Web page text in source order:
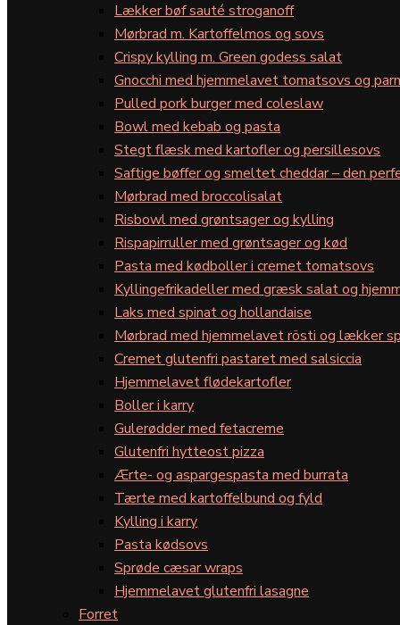
Lækker bøf sauté stroganoff
Mørbrad m. Kartoffelmos og sovs
Crispy kylling m. Green godess salat
Gnocchi med hjemmelavet tomatsovs og
Pulled pork burger med coleslaw
Bowl med kebab og pasta
Stegt flæsk med kartofler og persillesovs
Saftige bøffer og smeltet cheddar – den
Mørbrad med broccolisalat
Risbowl med grøntsager og kylling
Rispapirruller med grøntsager og kød
Pasta med kødboller i cremet tomatsovs
Kyllingefrikadeller med græsk salat og
Laks med spinat og hollandaise
Mørbrad med hjemmelavet rösti og lækker
Cremet glutenfri pastaret med salsiccia
Hjemmelavet flødekartofler
Boller i karry
Gulerødder med fetacreme
Glutenfri hytteost pizza
Ærte- og aspargespasta med burrata
Tærte med kartoffelbund og fyld
Kylling i karry
Pasta kødsovs
Sprøde cæsar wraps
Hjemmelavet glutenfri lasagne
Forret